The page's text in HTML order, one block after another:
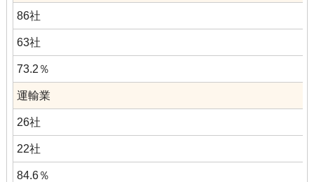
86社
63社
73.2％
運輸業
26社
22社
84.6％